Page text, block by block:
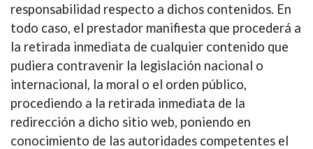
responsabilidad respecto a dichos contenidos. En
todo caso, el prestador manifiesta que procederá a
la retirada inmediata de cualquier contenido que
pudiera contravenir la legislación nacional o
internacional, la moral o el orden público,
procediendo a la retirada inmediata de la
redirección a dicho sitio web, poniendo en
conocimiento de las autoridades competentes el